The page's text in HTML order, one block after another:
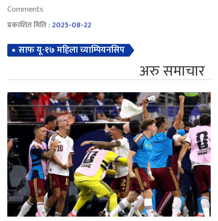
Comments
प्रकाशित मिति :2025-08-22
साफ यू-१७ महिला च्याम्पियनसिप
अरु समाचार